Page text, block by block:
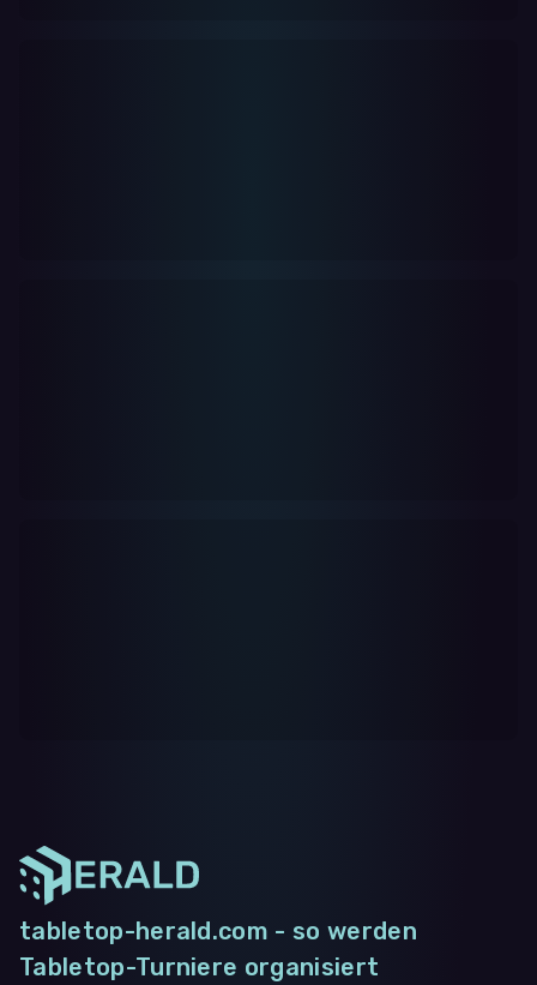
tabletop-herald.com - so werden
Tabletop-Turniere organisiert